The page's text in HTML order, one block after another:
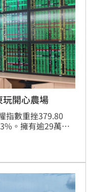
開心農場
指數重挫379.80
。擁有逾29萬名
，殺得投資人猝不
萬5183張。